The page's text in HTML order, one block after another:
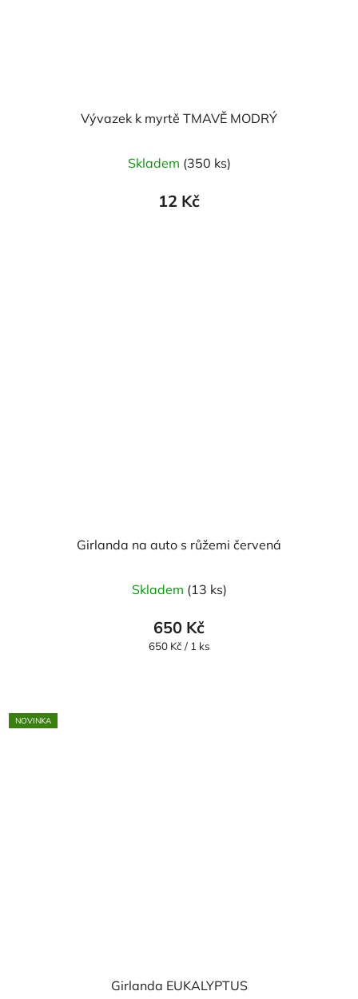
Vývazek k myrtě TMAVĚ MODRÝ
Skladem (350 ks)
12 Kč
Girlanda na auto s růžemi červená
Skladem (13 ks)
650 Kč
Měrná
650 Kč / 1 ks
NOVINKA
Girlanda EUKALYPTUS